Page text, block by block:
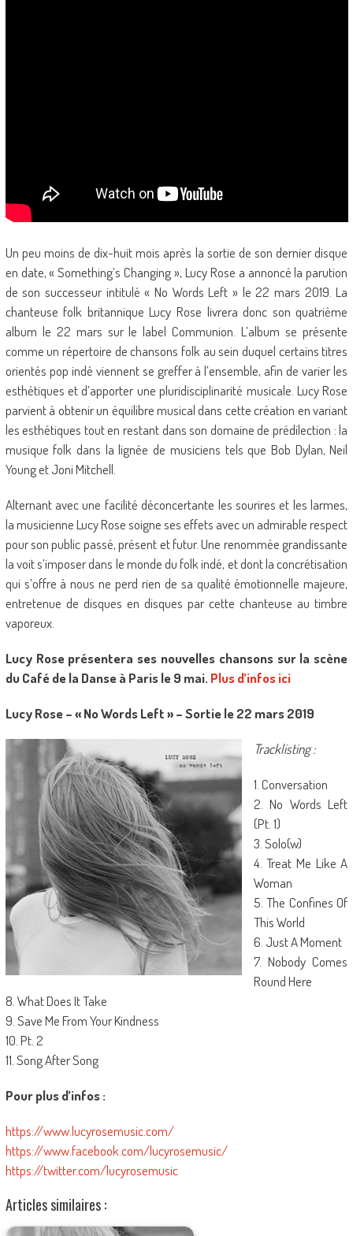
Un peu moins de dix-huit mois après la sortie de son dernier disque
en date, « Something’s Changing », Lucy Rose a annoncé la parution
de son successeur intitulé « No Words Left » le 22 mars 2019. La
chanteuse folk britannique Lucy Rose livrera donc son quatrième
album le 22 mars sur le label Communion. L’album se présente
comme un répertoire de chansons folk au sein duquel certains titres
orientés pop indé viennent se greffer à l’ensemble, afin de varier les
esthétiques et d’apporter une pluridisciplinarité musicale. Lucy Rose
parvient à obtenir un équilibre musical dans cette création en variant
les esthétiques tout en restant dans son domaine de prédilection : la
musique folk dans la lignée de musiciens tels que Bob Dylan, Neil
Young et Joni Mitchell.
Alternant avec une facilité déconcertante les sourires et les larmes,
la musicienne Lucy Rose soigne ses effets avec un admirable respect
pour son public passé, présent et futur. Une renommée grandissante
la voit s’imposer dans le monde du folk indé, et dont la concrétisation
qui s’offre à nous ne perd rien de sa qualité émotionnelle majeure,
entretenue de disques en disques par cette chanteuse au timbre
vaporeux.
Lucy Rose présentera ses nouvelles chansons sur la scène
du Café de la Danse à Paris le 9 mai. Plus d’infos ici
Lucy Rose – « No Words Left » – Sortie le 22 mars 2019
Tracklisting :
1. Conversation
2. No Words Left
(Pt. 1)
3. Solo(w)
4. Treat Me Like A
Woman
5. The Confines Of
This World
6. Just A Moment
7. Nobody Comes
Round Here
8. What Does It Take
9. Save Me From Your Kindness
10. Pt. 2
11. Song After Song
Pour plus d’infos :
https://www.lucyrosemusic.com/
https://www.facebook.com/lucyrosemusic/
https://twitter.com/lucyrosemusic
Articles similaires :